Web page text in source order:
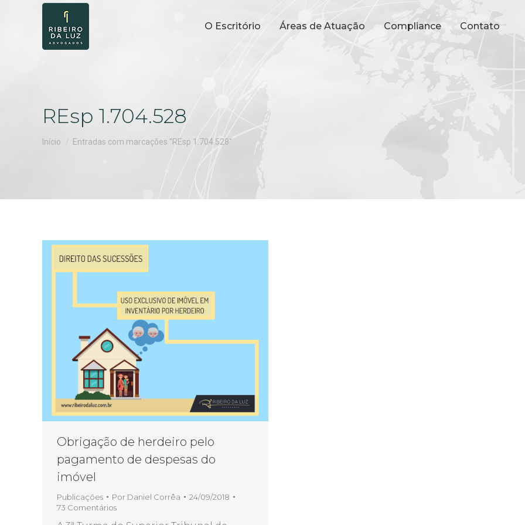
O Escritório Áreas de Atuação Compliance Contato
REsp 1.704.528
Você está aqui:
Início Entradas com marcações "REsp 1.704.528"
Obrigação de herdeiro pelo
pagamento de despesas do
imóvel
Publicações Por Daniel Corrêa
24/09/2018
73 Comentários